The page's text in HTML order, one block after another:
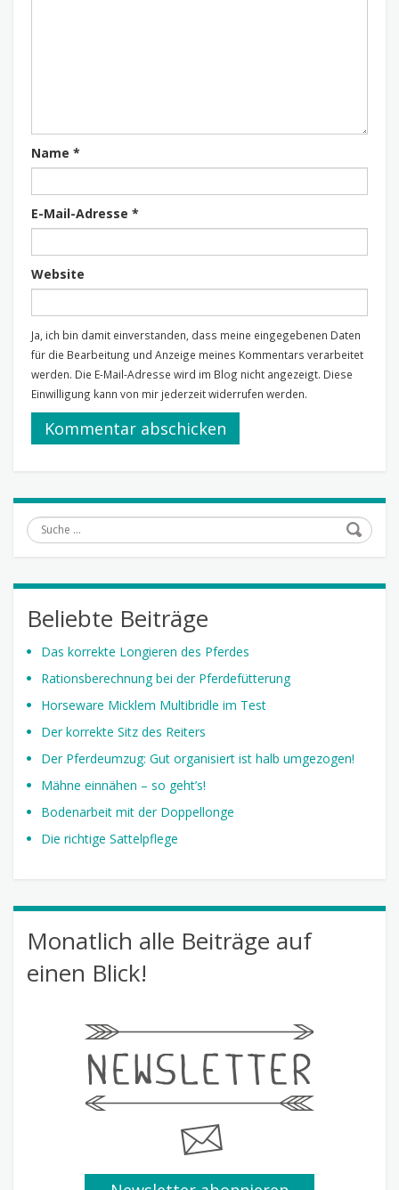
Name *
E-Mail-Adresse *
Website
Ja, ich bin damit einverstanden, dass meine eingegebenen Daten
für die Bearbeitung und Anzeige meines Kommentars verarbeitet
werden. Die E-Mail-Adresse wird im Blog nicht angezeigt. Diese
Einwilligung kann von mir jederzeit widerrufen werden.
Suche
Beliebte Beiträge
Das korrekte Longieren des Pferdes
Rationsberechnung bei der Pferdefütterung
Horseware Micklem Multibridle im Test
Der korrekte Sitz des Reiters
Der Pferdeumzug: Gut organisiert ist halb umgezogen!
Mähne einnähen – so geht’s!
Bodenarbeit mit der Doppellonge
Die richtige Sattelpflege
Monatlich alle Beiträge auf
einen Blick!